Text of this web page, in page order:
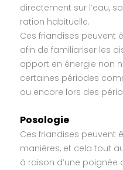
directement sur l’eau,
ration habituelle.
Ces friandises peuvent
afin de familiariser les
apport en énergie non
certaines périodes
ou encore lors des
Posologie
Ces friandises peuvent
manières, et cela tout
à raison d’une poignée